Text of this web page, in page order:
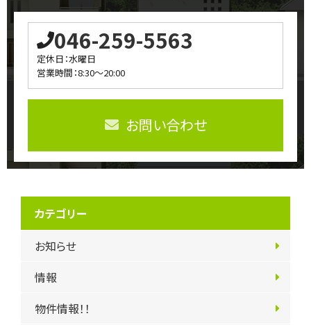
046-259-5563
定休日：水曜日
営業時間：8:30～20:00
お問い合わせ
カテゴリー
お知らせ
情報
物件情報！！